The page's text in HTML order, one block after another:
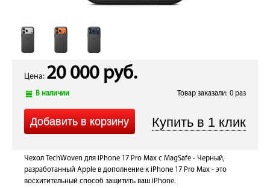
Цена: 20 000 руб.
В наличии Товар заказали: 0 раз
Чехол TechWoven для iPhone 17 Pro Max с MagSafe - Черный,
разработанный Apple в дополнение к iPhone 17 Pro Max - это
восхитительный способ защитить ваш iPhone.